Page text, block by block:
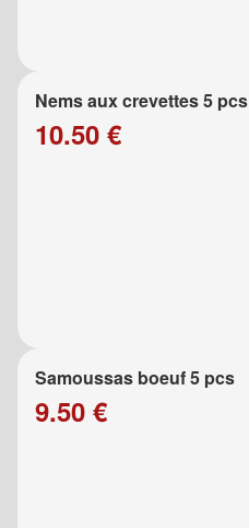
Nems aux crevettes 5 pcs
10.50 €
Samoussas boeuf 5 pcs
9.50 €